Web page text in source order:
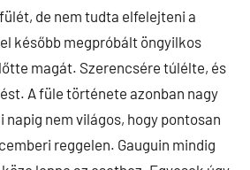
de nem tudta elfelejteni a
később megpróbált öngyilkos
magát. Szerencsére túlélte, és
A füle története azonban nagy
napig nem világos, hogy pontosan
reggelen. Gauguin mindig